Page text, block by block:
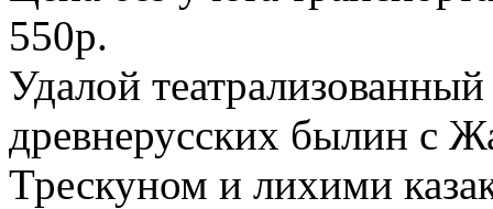
550р.
Удалой
древнерусских былин с
Трескуном и лихими